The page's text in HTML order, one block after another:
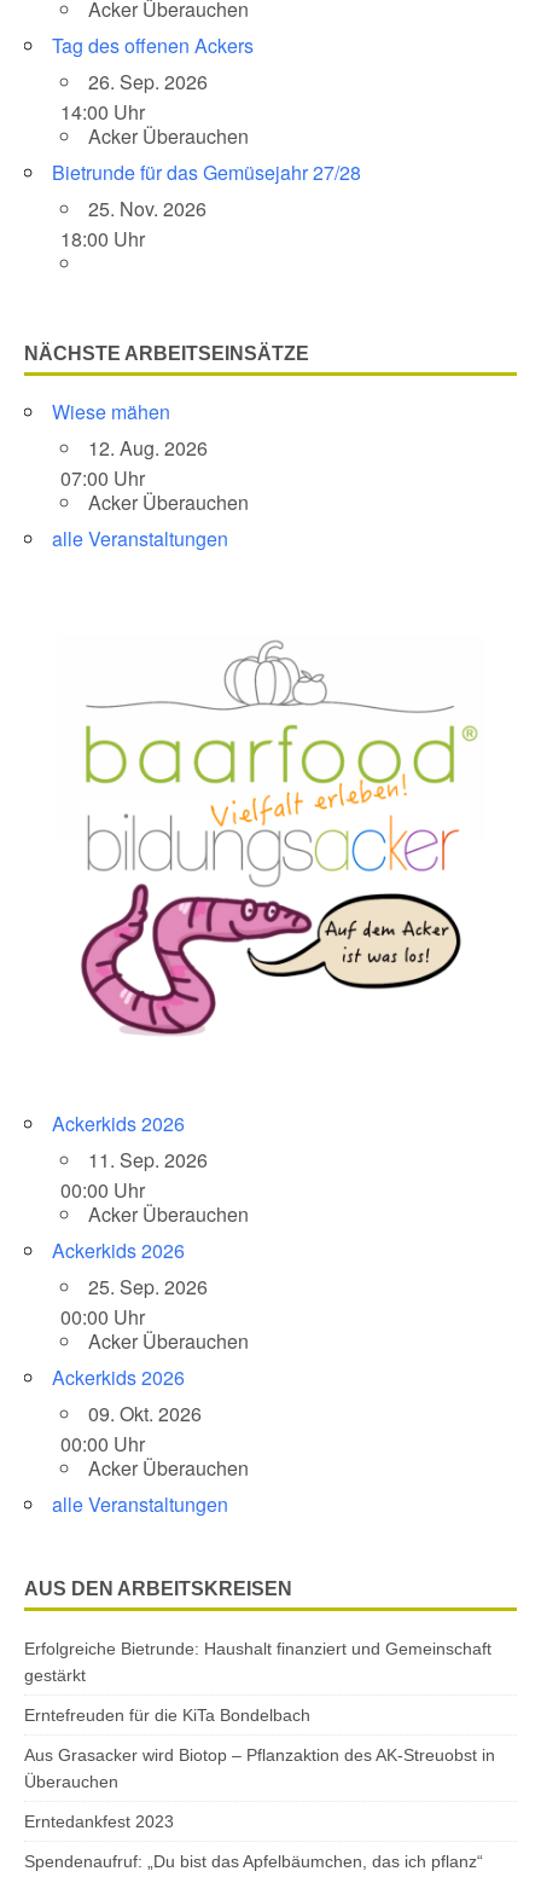
Acker Überauchen
Tag des offenen Ackers
26. Sep. 2026
14:00 Uhr
Acker Überauchen
Bietrunde für das Gemüsejahr 27/28
25. Nov. 2026
18:00 Uhr
NÄCHSTE ARBEITSEINSÄTZE
Wiese mähen
12. Aug. 2026
07:00 Uhr
Acker Überauchen
alle Veranstaltungen
Ackerkids 2026
11. Sep. 2026
00:00 Uhr
Acker Überauchen
Ackerkids 2026
25. Sep. 2026
00:00 Uhr
Acker Überauchen
Ackerkids 2026
09. Okt. 2026
00:00 Uhr
Acker Überauchen
alle Veranstaltungen
AUS DEN ARBEITSKREISEN
Erfolgreiche Bietrunde: Haushalt finanziert und Gemeinschaft
gestärkt
Erntefreuden für die KiTa Bondelbach
Aus Grasacker wird Biotop – Pflanzaktion des AK-Streuobst in
Überauchen
Erntedankfest 2023
Spendenaufruf: „Du bist das Apfelbäumchen, das ich pflanz“